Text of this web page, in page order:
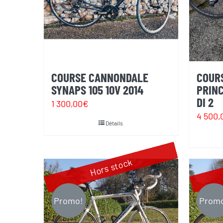
COURSE CANNONDALE
SYNAPS 105 10V 2014
1 300,00€
Détails
DI 2
4
Hors stock
Promo!